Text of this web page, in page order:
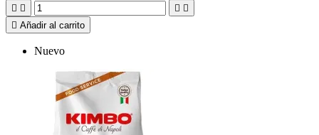
   
 Añadir al carrito
Nuevo